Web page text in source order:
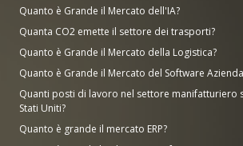
Quanto è Grande il Mercato dell'IA?
Quanta CO2 emette il settore dei trasporti?
Quanto è Grande il Mercato della Logistica?
Quanto è Grande il Mercato del Software
Quanti posti di lavoro nel settore manifatturiero
Stati Uniti?
Quanto è grande il mercato ERP?